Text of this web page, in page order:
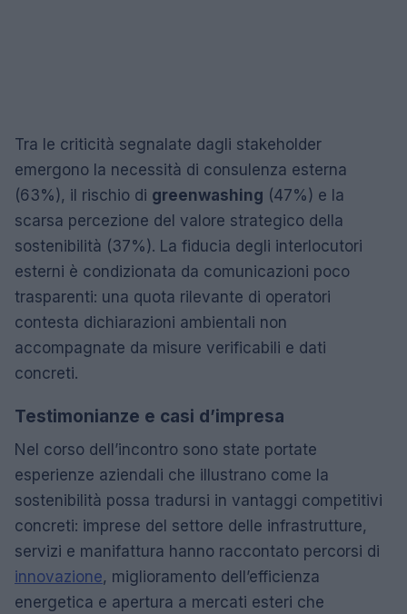
Tra le criticità segnalate dagli stakeholder
emergono la necessità di consulenza esterna
(63%), il rischio di greenwashing (47%) e la
scarsa percezione del valore strategico della
sostenibilità (37%). La fiducia degli interlocutori
esterni è condizionata da comunicazioni poco
trasparenti: una quota rilevante di operatori
contesta dichiarazioni ambientali non
accompagnate da misure verificabili e dati
concreti.
Testimonianze e casi d’impresa
Nel corso dell’incontro sono state portate
esperienze aziendali che illustrano come la
sostenibilità possa tradursi in vantaggi competitivi
concreti: imprese del settore delle infrastrutture,
servizi e manifattura hanno raccontato percorsi di
innovazione, miglioramento dell’efficienza
energetica e apertura a mercati esteri che